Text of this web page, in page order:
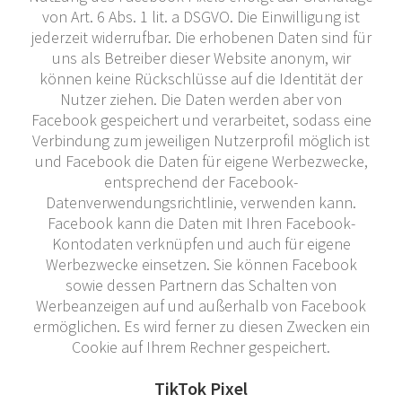
von Art. 6 Abs. 1 lit. a DSGVO. Die Einwilligung ist
jederzeit widerrufbar. Die erhobenen Daten sind für
uns als Betreiber dieser Website anonym, wir
können keine Rückschlüsse auf die Identität der
Nutzer ziehen. Die Daten werden aber von
Facebook gespeichert und verarbeitet, sodass eine
Verbindung zum jeweiligen Nutzerprofil möglich ist
und Facebook die Daten für eigene Werbezwecke,
entsprechend der Facebook-
Datenverwendungsrichtlinie, verwenden kann.
Facebook kann die Daten mit Ihren Facebook-
Kontodaten verknüpfen und auch für eigene
Werbezwecke einsetzen. Sie können Facebook
sowie dessen Partnern das Schalten von
Werbeanzeigen auf und außerhalb von Facebook
ermöglichen. Es wird ferner zu diesen Zwecken ein
Cookie auf Ihrem Rechner gespeichert.
TikTok Pixel